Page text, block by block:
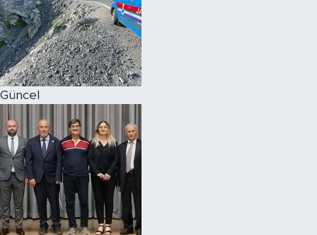
Güncel
Magazin
Özel Haber
Politika
Resmi İlanlar
Sağlık
Spor